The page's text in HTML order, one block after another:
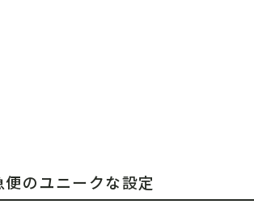
のユニークな設定